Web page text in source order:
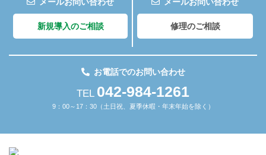
新規導入のご相談 修理のご相談
お電話でのお問い合わせ
TEL 042-984-1261
9：00～17：30（土日祝、夏季休暇・年末年始を除く）